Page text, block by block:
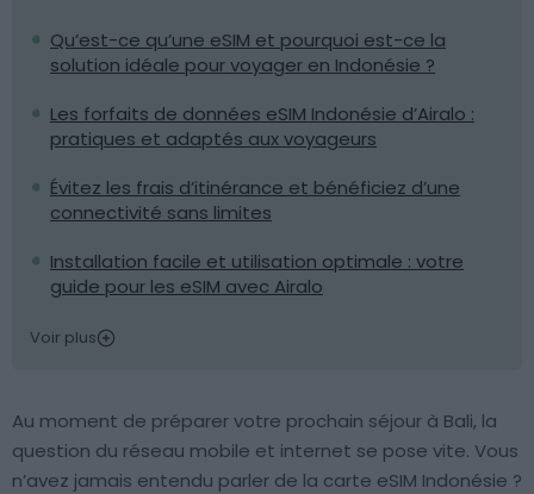
Qu’est-ce qu’une eSIM et pourquoi est-ce la
solution idéale pour voyager en Indonésie ?
Les forfaits de données eSIM Indonésie d’Airalo :
pratiques et adaptés aux voyageurs
Évitez les frais d’itinérance et bénéficiez d’une
connectivité sans limites
Installation facile et utilisation optimale : votre
guide pour les eSIM avec Airalo
Voir plus
Au moment de préparer votre prochain séjour à Bali, la
question du réseau mobile et internet se pose vite. Vous
n’avez jamais entendu parler de la carte eSIM Indonésie ?